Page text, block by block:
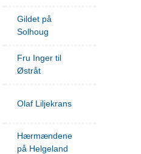
Gildet på
Solhoug
Fru Inger til
Østråt
Olaf Liljekrans
Hærmændene
på Helgeland